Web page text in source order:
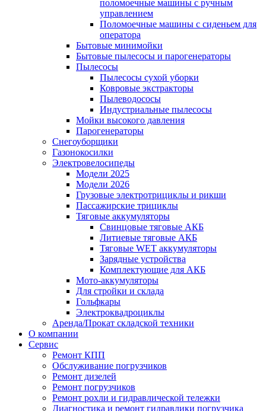
поломоечные машины с ручным
управлением
Поломоечные машины с сиденьем для
оператора
Бытовые минимойки
Бытовые пылесосы и парогенераторы
Пылесосы
Пылесосы сухой уборки
Ковровые экстракторы
Пылеводососы
Индустриальные пылесосы
Мойки высокого давления
Парогенераторы
Снегоуборщики
Газонокосилки
Электровелосипеды
Модели 2025
Модели 2026
Грузовые электротрициклы и рикши
Пассажирские трициклы
Тяговые аккумуляторы
Свинцовые тяговые АКБ
Литиевые тяговые АКБ
Тяговые WET аккумуляторы
Зарядные устройства
Комплектующие для АКБ
Мото-аккумуляторы
Для стройки и склада
Гольфкары
Электроквадроциклы
Аренда/Прокат складской техники
О компании
Сервис
Ремонт КПП
Обслуживание погрузчиков
Ремонт дизелей
Ремонт погрузчиков
Ремонт рохли и гидравлической тележки
Диагностика и ремонт гидравлики погрузчика